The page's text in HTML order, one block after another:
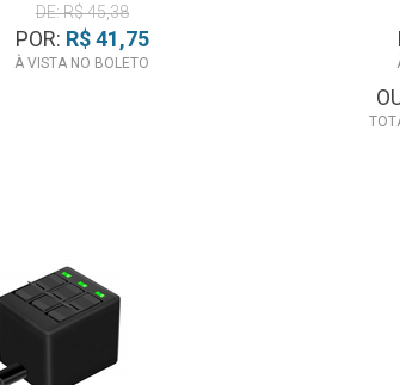
DE: R$ 45,38
POR: R$ 41,75
À VISTA NO BOLETO